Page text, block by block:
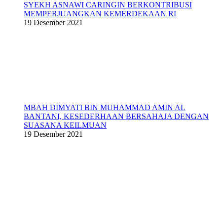
SYEKH ASNAWI CARINGIN BERKONTRIBUSI
MEMPERJUANGKAN KEMERDEKAAN RI
19 Desember 2021
MBAH DIMYATI BIN MUHAMMAD AMIN AL
BANTANI, KESEDERHAAN BERSAHAJA DENGAN
SUASANA KEILMUAN
19 Desember 2021